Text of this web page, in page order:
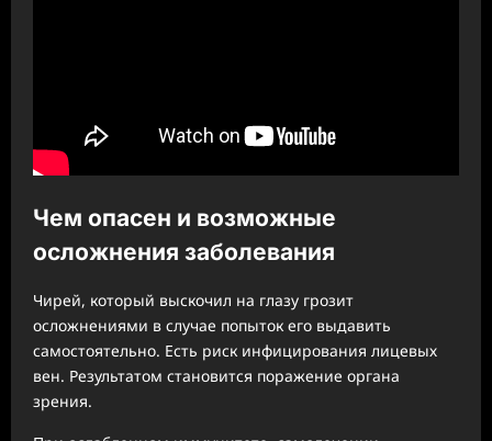
Чем опасен и возможные
осложнения заболевания
Чирей, который выскочил на глазу грозит
осложнениями в случае попыток его выдавить
самостоятельно. Есть риск инфицирования лицевых
вен. Результатом становится поражение органа
зрения.